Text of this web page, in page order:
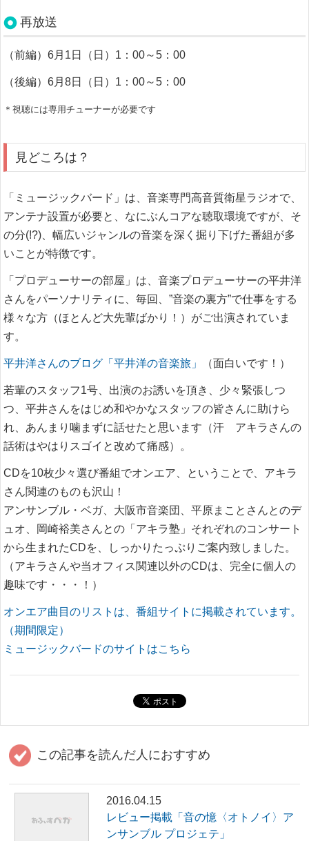
再放送
（前編）6月1日（日）1：00～5：00
（後編）6月8日（日）1：00～5：00
＊視聴には専用チューナーが必要です
見どころは？
「ミュージックバード」は、音楽専門高音質衛星ラジオで、
アンテナ設置が必要と、なにぶんコアな聴取環境ですが、そ
の分(!?)、幅広いジャンルの音楽を深く掘り下げた番組が多
いことが特徴です。
「プロデューサーの部屋」は、音楽プロデューサーの平井洋
さんをパーソナリティに、毎回、”音楽の裏方”で仕事をする
様々な方（ほとんど大先輩ばかり！）がご出演されていま
す。
平井洋さんのブログ「平井洋の音楽旅」 （面白いです！）
若輩のスタッフ1号、出演のお誘いを頂き、少々緊張しつ
つ、平井さんをはじめ和やかなスタッフの皆さんに助けら
れ、あんまり噛まずに話せたと思います（汗 アキラさんの
話術はやはりスゴイと改めて痛感）。
CDを10枚少々選び番組でオンエア、ということで、アキラ
さん関連のものも沢山！
アンサンブル・ベガ、大阪市音楽団、平原まことさんとのデ
ュオ、岡崎裕美さんとの「アキラ塾」それぞれのコンサート
から生まれたCDを、しっかりたっぷりご案内致しました。
（アキラさんや当オフィス関連以外のCDは、完全に個人の
趣味です・・・！）
オンエア曲目のリストは、番組サイトに掲載されています。
（期間限定）
ミュージックバードのサイトはこちら
この記事を読んだ人におすすめ
2016.04.15
レビュー掲載「音の憶〈オトノイ〉ア
ンサンブル プロジェテ」